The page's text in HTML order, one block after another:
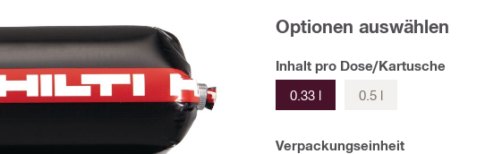
Optionen auswählen
Inhalt pro Dose/Kartusche
0.33 l
0.5 l
Verpackungseinheit